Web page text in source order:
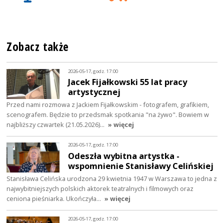
Zobacz także
2026-05-17, godz. 17:00
Jacek Fijałkowski 55 lat pracy
artystycznej
Przed nami rozmowa z Jackiem Fijałkowskim - fotografem, grafikiem,
scenografem. Będzie to przedsmak spotkania "na żywo". Bowiem w
najbliższy czwartek (21.05.2026)… » więcej
2026-05-17, godz. 17:00
Odeszła wybitna artystka -
wspomnienie Stanisławy Celińskiej
Stanisława Celińska urodzona 29 kwietnia 1947 w Warszawa to jedna z
najwybitniejszych polskich aktorek teatralnych i filmowych oraz
ceniona pieśniarka. Ukończyła… » więcej
2026-05-17, godz. 17:00